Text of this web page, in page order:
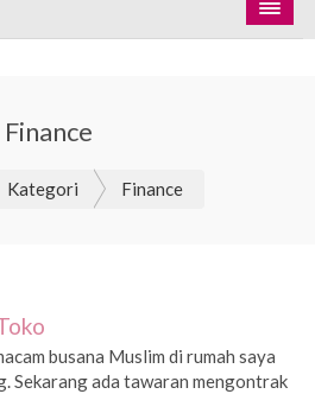
Finance
Kategori Finance
busana Muslim di rumah saya
Sekarang ada tawaran mengontrak